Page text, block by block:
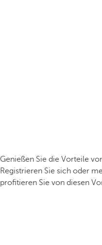
Genießen Sie die Vorteile
Registrieren Sie sich oder
profitieren Sie von diesen